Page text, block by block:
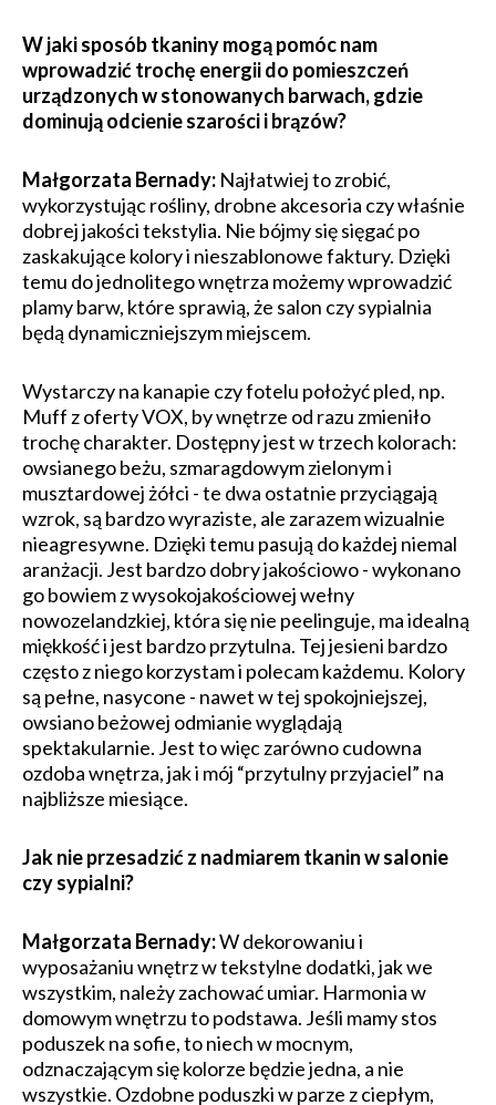
​W jaki sposób tkaniny mogą pomóc nam
wprowadzić trochę energii do pomieszczeń
urządzonych w stonowanych barwach, gdzie
dominują odcienie szarości i brązów?
Małgorzata Bernady: Najłatwiej to zrobić,
wykorzystując rośliny, drobne akcesoria czy właśnie
dobrej jakości tekstylia. Nie bójmy się sięgać po
zaskakujące kolory i nieszablonowe faktury. Dzięki
temu do jednolitego wnętrza możemy wprowadzić
plamy barw, które sprawią, że salon czy sypialnia
będą dynamiczniejszym miejscem.
Wystarczy na kanapie czy fotelu położyć pled, np.
Muff z oferty VOX, by wnętrze od razu zmieniło
trochę charakter. Dostępny jest w trzech kolorach:
owsianego beżu, szmaragdowym zielonym i
musztardowej żółci - te dwa ostatnie przyciągają
wzrok, są bardzo wyraziste, ale zarazem wizualnie
nieagresywne. Dzięki temu pasują do każdej niemal
aranżacji. Jest bardzo dobry jakościowo - wykonano
go bowiem z wysokojakościowej wełny
nowozelandzkiej, która się nie peelinguje, ma idealną
miękkość i jest bardzo przytulna. Tej jesieni bardzo
często z niego korzystam i polecam każdemu. Kolory
są pełne, nasycone - nawet w tej spokojniejszej,
owsiano beżowej odmianie wyglądają
spektakularnie. Jest to więc zarówno cudowna
ozdoba wnętrza, jak i mój “przytulny przyjaciel” na
najbliższe miesiące.
​Jak nie przesadzić z nadmiarem tkanin w salonie
czy sypialni?
Małgorzata Bernady:W dekorowaniu i
wyposażaniu wnętrz w tekstylne dodatki, jak we
wszystkim, należy zachować umiar. Harmonia w
domowym wnętrzu to podstawa. Jeśli mamy stos
poduszek na sofie, to niech w mocnym,
odznaczającym się kolorze będzie jedna, a nie
wszystkie. Ozdobne poduszki w parze z ciepłym,